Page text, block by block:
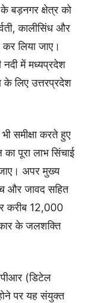
बड़नगर क्षेत्र को
कालीसिंध और
कर लिया जाए।
में मध्यप्रदेश
के लिए उत्तरप्रदेश
भी समीक्षा करते हुए
पूरा लाभ सिंचाई
अपर मुख्य
और जावद सहित
करीब 12,000
के जलशक्ति
(डिटेल
पर यह संयुक्त